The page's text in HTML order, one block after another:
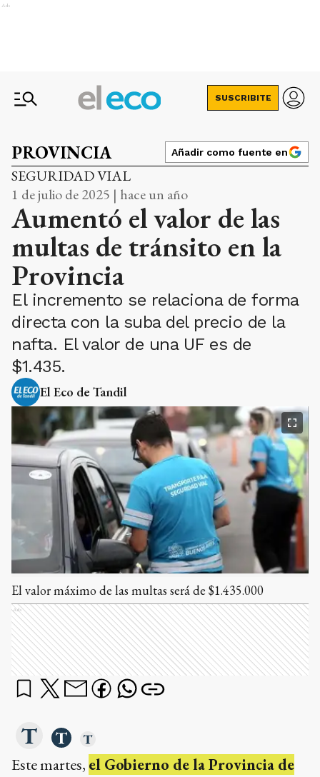
Ads
SUSCRIBITE
PROVINCIA Añadir como fuente en
SEGURIDAD VIAL
1 de julio de 2025 | hace un año
Aumentó el valor de las
multas de tránsito en la
Provincia
El incremento se relaciona de forma
directa con la suba del precio de la
nafta. El valor de una UF es de
$1.435.
El Eco de Tandil
El valor máximo de las multas será de $1.435.000
Ads
Este martes, el Gobierno de la Provincia de